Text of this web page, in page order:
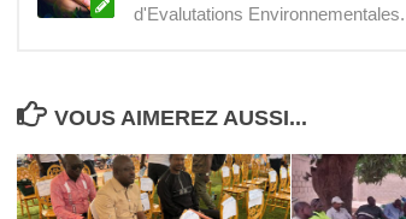
d'Evalutations Environnementales.
VOUS AIMEREZ AUSSI...